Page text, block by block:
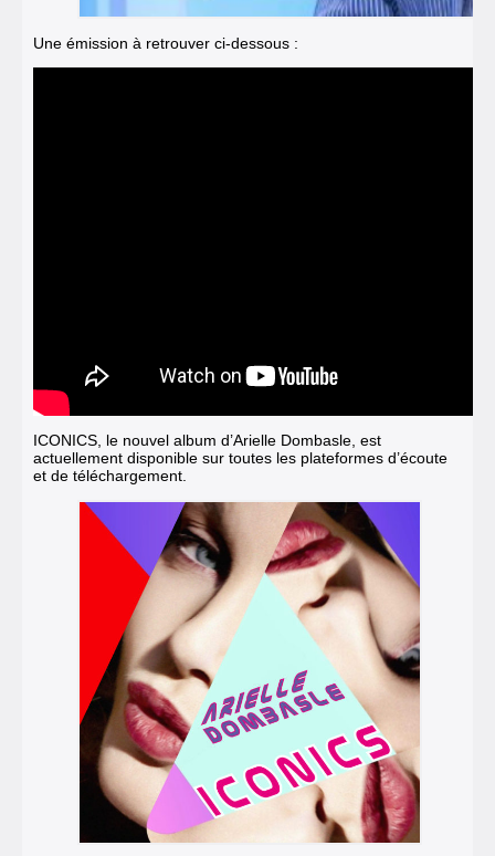
Une émission à retrouver ci-dessous :
ICONICS, le nouvel album d’Arielle Dombasle, est
actuellement disponible sur toutes les plateformes d’écoute
et de téléchargement.